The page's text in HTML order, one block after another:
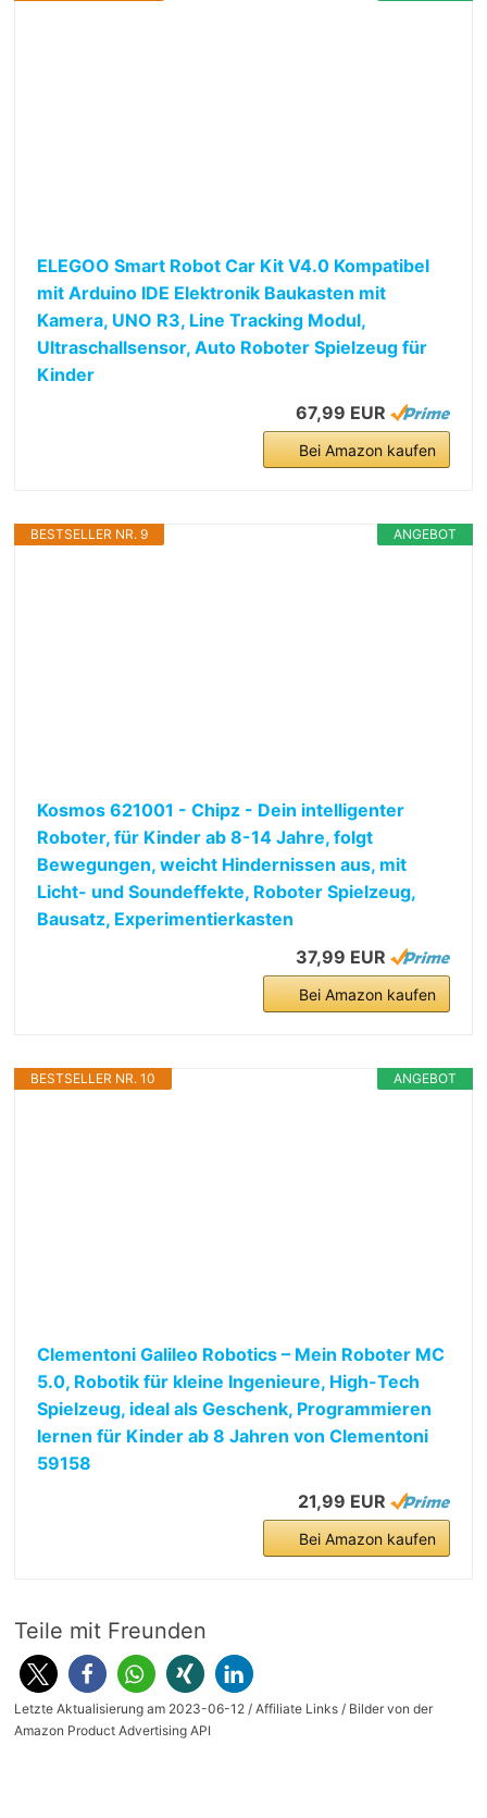
ELEGOO Smart Robot Car Kit V4.0 Kompatibel
mit Arduino IDE Elektronik Baukasten mit
Kamera, UNO R3, Line Tracking Modul,
Ultraschallsensor, Auto Roboter Spielzeug für
Kinder
67,99 EUR
Bei Amazon kaufen
ANGEBOT
BESTSELLER NR. 9
Kosmos 621001 - Chipz - Dein intelligenter
Roboter, für Kinder ab 8-14 Jahre, folgt
Bewegungen, weicht Hindernissen aus, mit
Licht- und Soundeffekte, Roboter Spielzeug,
Bausatz, Experimentierkasten
37,99 EUR
Bei Amazon kaufen
ANGEBOT
BESTSELLER NR. 10
Clementoni Galileo Robotics – Mein Roboter MC
5.0, Robotik für kleine Ingenieure, High-Tech
Spielzeug, ideal als Geschenk, Programmieren
lernen für Kinder ab 8 Jahren von Clementoni
59158
21,99 EUR
Bei Amazon kaufen
Teile mit Freunden
Letzte Aktualisierung am 2023-06-12 / Affiliate Links / Bilder von der
Amazon Product Advertising API